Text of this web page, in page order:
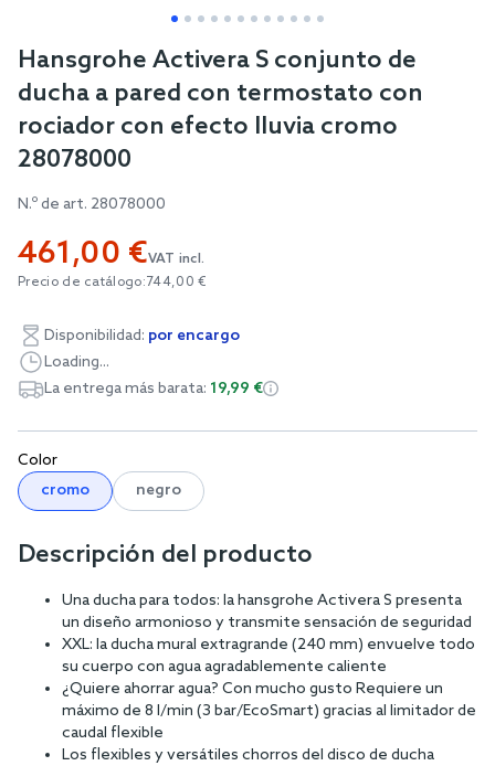
Skip
to
beginning
of
images
gallery
Hansgrohe Activera S conjunto de
ducha a pared con termostato con
rociador con efecto lluvia cromo
28078000
N.º de art. 28078000
461,00 €VAT incl.
Precio de catálogo:744,00 €
Color
cromo
negro
Disponibilidad: por encargo
Loading...
La entrega más barata: 19,99 €
Descripción del producto
Una ducha para todos: la hansgrohe Activera S presenta
un diseño armonioso y transmite sensación de seguridad
XXL: la ducha mural extragrande (240 mm) envuelve todo
su cuerpo con agua agradablemente caliente
¿Quiere ahorrar agua? Con mucho gusto Requiere un
máximo de 8 l/min (3 bar/EcoSmart) gracias al limitador de
caudal flexible
Los flexibles y versátiles chorros del disco de ducha